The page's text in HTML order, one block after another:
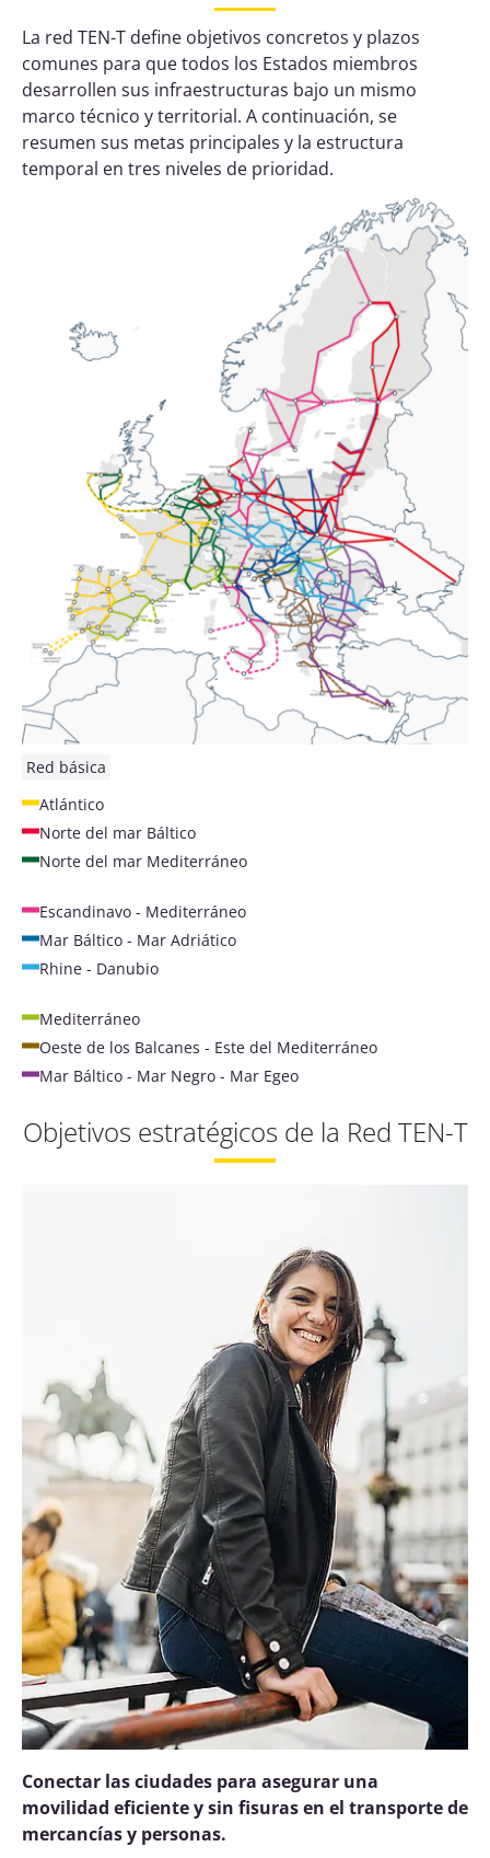
La red TEN-T define objetivos concretos y plazos
comunes para que todos los Estados miembros
desarrollen sus infraestructuras bajo un mismo
marco técnico y territorial. A continuación, se
resumen sus metas principales y la estructura
temporal en tres niveles de prioridad.
Red básica
Atlántico
Norte del mar Báltico
Norte del mar Mediterráneo
Escandinavo - Mediterráneo
Mar Báltico - Mar Adriático
Rhine - Danubio
Mediterráneo
Oeste de los Balcanes - Este del Mediterráneo
Mar Báltico - Mar Negro - Mar Egeo
Objetivos estratégicos de la Red TEN-T
Conectar las ciudades para asegurar una
movilidad eficiente y sin fisuras en el transporte de
mercancías y personas.